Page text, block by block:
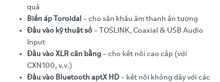
quả
Biến áp Toroidal – cho sân khấu âm thanh ấn tượng
Đầu vào kỹ thuật số – TOSLINK, Coaxial & USB Audio
Input
Đầu vào XLR cân bằng – cho kết nối cao cấp (với
CXN100, v.v.)
Đầu vào Bluetooth aptX HD – kết nối không dây với các